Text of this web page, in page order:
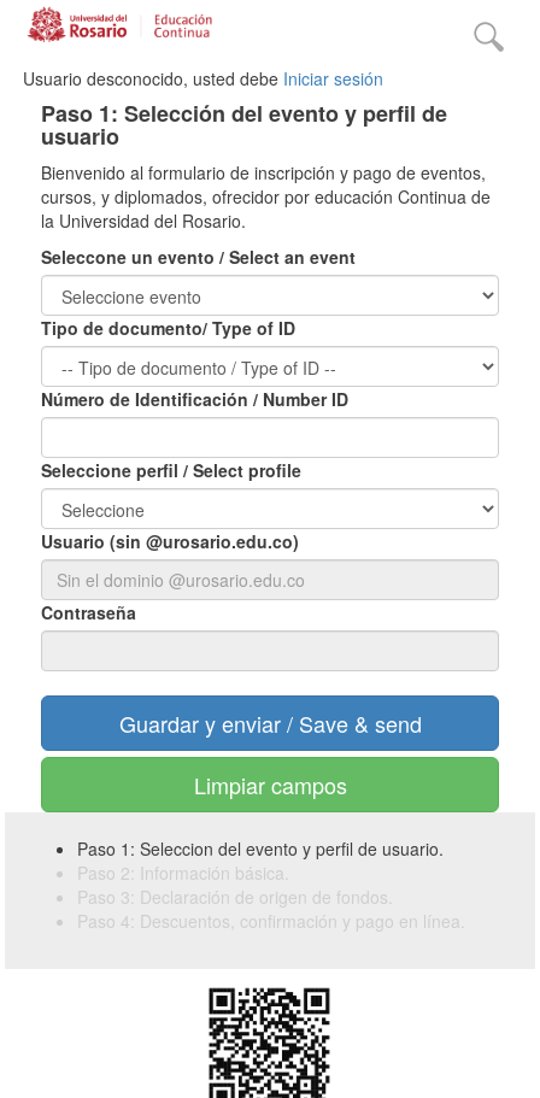
Usuario desconocido, usted debe Iniciar sesión
Paso 1: Selección del evento y perfil de
usuario
Bienvenido al formulario de inscripción y pago de eventos,
cursos, y diplomados, ofrecidor por educación Continua de
la Universidad del Rosario.
Seleccone un evento / Select an event
Tipo de documento/ Type of ID
Número de Identificación / Number ID
Seleccione perfil / Select profile
Usuario (sin @urosario.edu.co)
Contraseña
Limpiar campos
Paso 1: Seleccion del evento y perfil de usuario.
Paso 2: Información básica.
Paso 3: Declaración de origen de fondos.
Paso 4: Descuentos, confirmación y pago en línea.